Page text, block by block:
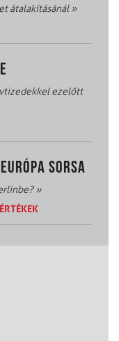
átalakításánál»
ezelőtt
SORSA
»